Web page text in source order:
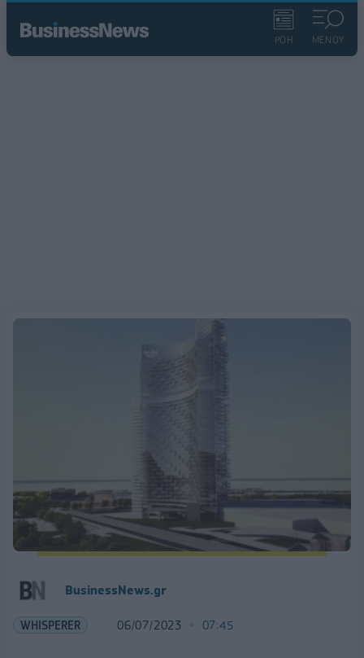
ΡΟΗ ΜΕΝΟΥ
BusinessNews.gr
WHISPERER 06/07/2023 07:45